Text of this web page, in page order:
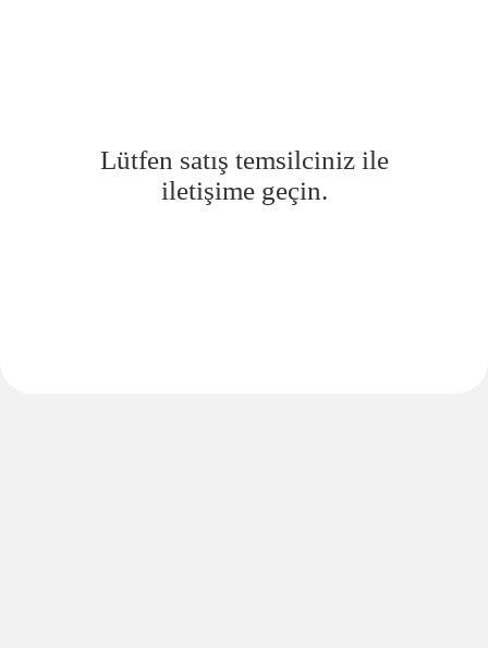
Lütfen satış temsilciniz ile
iletişime geçin.